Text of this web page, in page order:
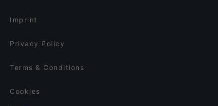
Imprint
Privacy Policy
Terms & Conditions
Cookies